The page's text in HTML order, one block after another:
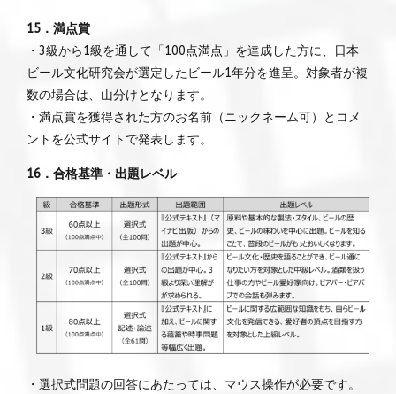
15．満点賞
・3級から1級を通して「100点満点」を達成した方に、日本
ビール文化研究会が選定したビール1年分を進呈。対象者が複
数の場合は、山分けとなります。
・満点賞を獲得された方のお名前（ニックネーム可）とコメ
ントを公式サイトで発表します。
16．合格基準・出題レベル
・選択式問題の回答にあたっては、マウス操作が必要です。